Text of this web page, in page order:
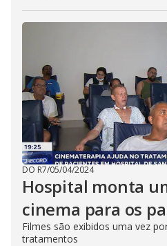
DO R7/05/04/2024
Hospital monta
cinema para os
Filmes são exibidos uma vez
tratamentos